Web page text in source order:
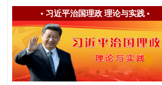
• 习近平治国理政 理论与实践•